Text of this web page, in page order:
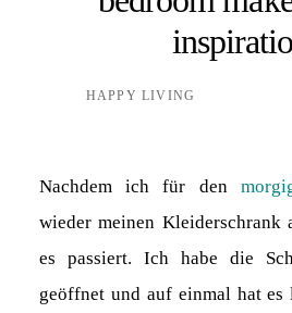
HAPPY LIVING
Nachdem ich für den
wieder meinen Kleiderschrank
es passiert. Ich habe die
geöffnet und auf einmal hat